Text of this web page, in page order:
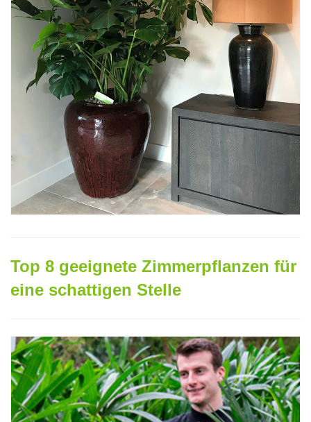
Top 8 geeignete Zimmerpflanzen für
eine schattigen Stelle